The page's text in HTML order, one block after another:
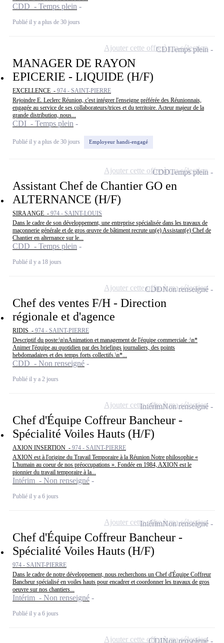
CDD - Temps plein
Publié il y a plus de 30 jours
MANAGER DE RAYON
EPICERIE - LIQUIDE (H/F)
EXCELLENCE - 974 - SAINT-PIERRE
Rejoindre E. Leclerc Réunion, c'est intégrer l'enseigne préférée des Réunionnais,
engagée au service de ses collaborateurs/trices et du territoire. Acteur majeur de la
grande distribution, nous...
CDI - Temps plein
Publié il y a plus de 30 jours Employeur handi-engagé
CDITemps plein
Ajouter cette offre à ma sélection
Assistant Chef de Chantier GO en
ALTERNANCE (H/F)
SIRA ANGE - 974 - SAINT-LOUIS
Dans le cadre de son développement, une entreprise spécialisée dans les travaux de
maçonnerie générale et de gros œuvre de bâtiment recrute un(e) Assistant(e) Chef de
Chantier en alternance sur le...
CDD - Temps plein
Publié il y a 18 jours
CDDTemps plein
Ajouter cette offre à ma sélection
Chef des ventes F/H - Direction
régionale et d'agence
RIDIS - 974 - SAINT-PIERRE
Descriptif du poste:\n\nAnimation et management de l'équipe commerciale :\n*
Animer l'équipe au quotidien par des briefings journaliers, des points
hebdomadaires et des temps forts collectifs.\n*...
CDD - Non renseigné
Publié il y a 2 jours
CDDNon renseigné
Ajouter cette offre à ma sélection
Chef d'Équipe Coffreur Bancheur -
Spécialité Voiles Hauts (H/F)
AXION INSERTION - 974 - SAINT-PIERRE
AXION est à l'origine du Travail Temporaire à la Réunion Notre philosophie «
L'humain au coeur de nos préoccupations ». Fondée en 1984, AXION est le
pionnier du travail temporaire à la...
Intérim - Non renseigné
Publié il y a 6 jours
IntérimNon renseigné
Ajouter cette offre à ma sélection
Chef d'Équipe Coffreur Bancheur -
Spécialité Voiles Hauts (H/F)
974 - SAINT-PIERRE
Dans le cadre de notre développement, nous recherchons un Chef d'Équipe Coffreur
Bancheur spécialisé en voiles hauts pour encadrer et coordonner les travaux de gros
oeuvre sur nos chantiers...
Intérim - Non renseigné
Publié il y a 6 jours
IntérimNon renseigné
Ajouter cette offre à ma sélection
CDINon renseigné
Ajouter cette offre à ma sélection